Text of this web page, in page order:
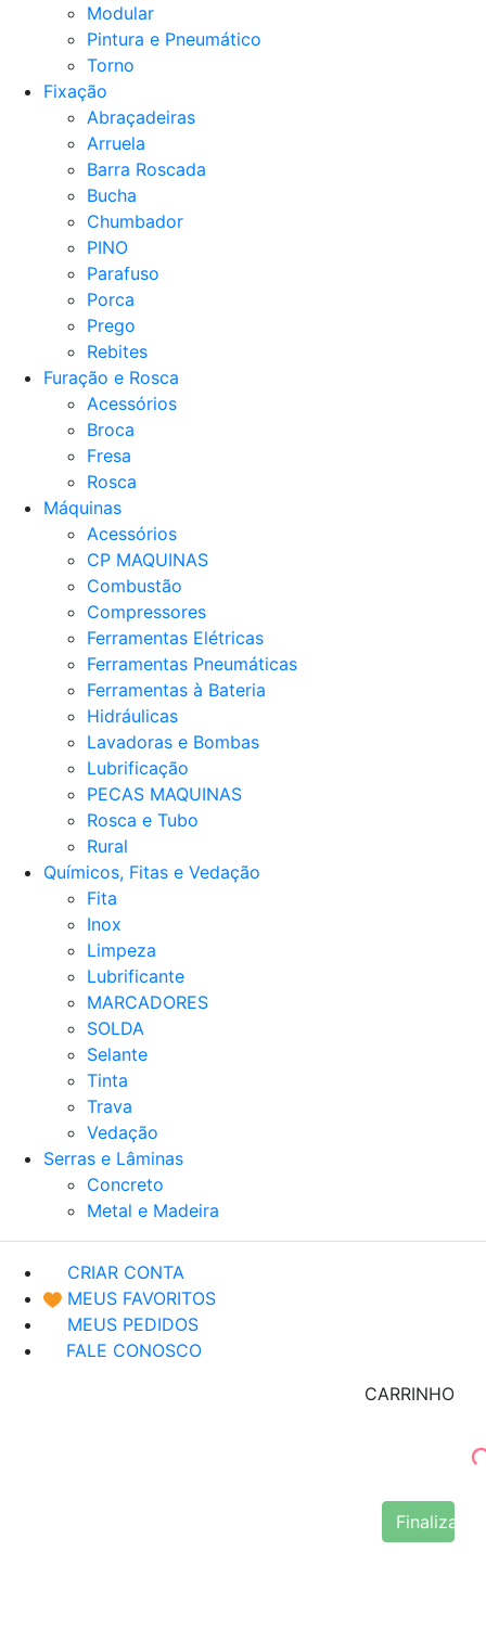
Modular
Pintura e Pneumático
Torno
Fixação
Abraçadeiras
Arruela
Barra Roscada
Bucha
Chumbador
PINO
Parafuso
Porca
Prego
Rebites
Furação e Rosca
Acessórios
Broca
Fresa
Rosca
Máquinas
Acessórios
CP MAQUINAS
Combustão
Compressores
Ferramentas Elétricas
Ferramentas Pneumáticas
Ferramentas à Bateria
Hidráulicas
Lavadoras e Bombas
Lubrificação
PECAS MAQUINAS
Rosca e Tubo
Rural
Químicos, Fitas e Vedação
Fita
Inox
Limpeza
Lubrificante
MARCADORES
SOLDA
Selante
Tinta
Trava
Vedação
Serras e Lâminas
Concreto
Metal e Madeira
CRIAR CONTA
MEUS FAVORITOS
MEUS PEDIDOS
FALE CONOSCO
CARRINHO
Finalizar